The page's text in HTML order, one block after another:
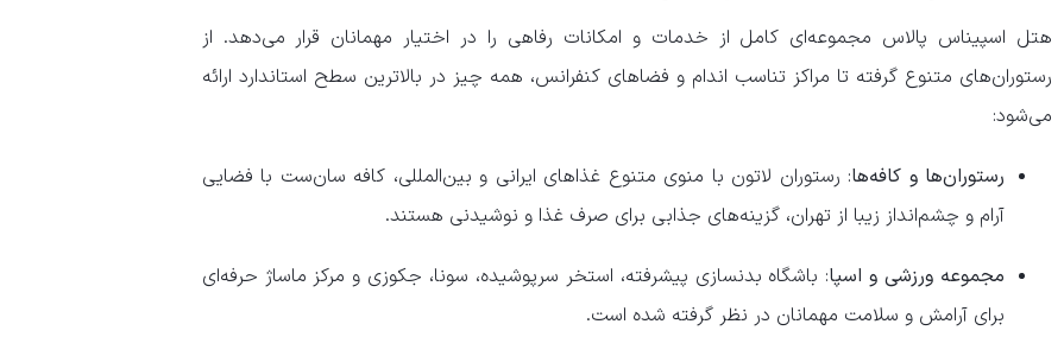
هتل اسپیناس پالاس مجموعه‌ای کامل از خدمات و امکانات رفاهی را در اختیار مهمانان قرار می‌دهد. از
رستوران‌های متنوع گرفته تا مراکز تناسب اندام و فضاهای کنفرانس، همه چیز در بالاترین سطح استاندارد ارائه
می‌شود:
رستوران‌ها و کافه‌ها: رستوران لاتون با منوی متنوع غذاهای ایرانی و بین‌المللی، کافه سان‌ست با فضایی
آرام و چشم‌انداز زیبا از تهران، گزینه‌های جذابی برای صرف غذا و نوشیدنی هستند.
مجموعه ورزشی و اسپا: باشگاه بدنسازی پیشرفته، استخر سرپوشیده، سونا، جکوزی و مرکز ماساژ حرفه‌ای
برای آرامش و سلامت مهمانان در نظر گرفته شده است.